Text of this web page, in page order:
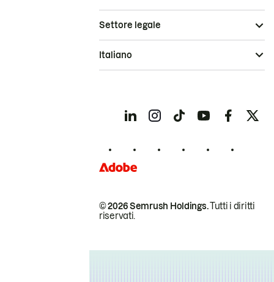
© 2026 Semrush Holdings.Tutti i diritti
riservati.
Settore legale
Italiano